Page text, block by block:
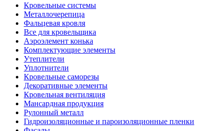
Кровельные системы
Металлочерепица
Фальцевая кровля
Все для кровельщика
Аэроэлемент конька
Комплектующие элементы
Утеплители
Уплотнители
Кровельные саморезы
Декоративные элементы
Кровельная вентиляция
Мансардная продукция
Рулонный металл
Гидроизоляционные и пароизоляционные пленки